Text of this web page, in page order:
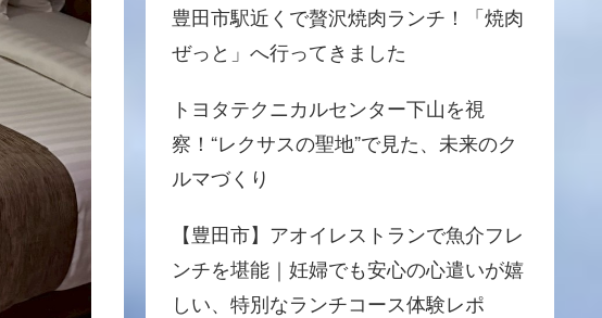
豊田市駅近くで贅沢焼肉ランチ！「焼肉
ぜっと」へ行ってきました
トヨタテクニカルセンター下山を視
察！“レクサスの聖地”で見た、未来のク
ルマづくり
【豊田市】アオイレストランで魚介フレ
ンチを堪能｜妊婦でも安心の心遣いが嬉
しい、特別なランチコース体験レポ